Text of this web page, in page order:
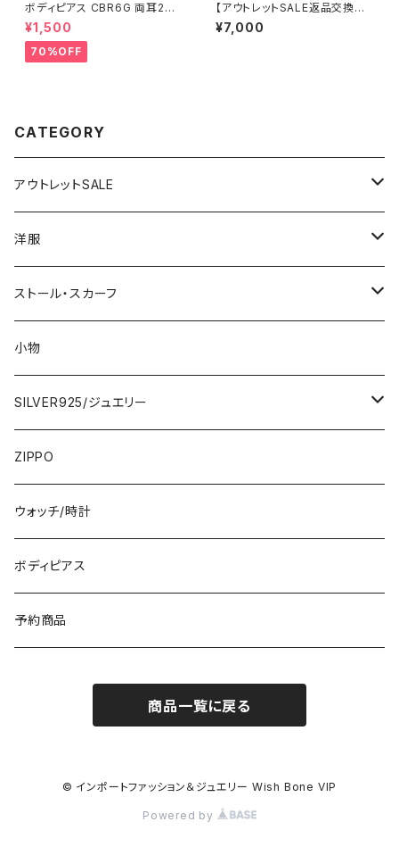
ボディピアス CBR6G 両耳2個
セット 1ボール ネジ式 簡単脱着
サージカルステンレス NY直輸
入
¥1,500
70%OFF
【アウトレットSALE返品交換不
可8/20まで】ロングワンピース・
マキシワンピース・サラッと軽や
¥7,000
CATEGORY
アウトレットSALE
1000円
2000円
3000円
5000円
7000円
洋服
インポートワンピース
ロング・マキシ
ひざ・ミディ
トップス・カーディガン・アウター
カーディガン
イタリア製ジャケット
スカート・パンツ
ストール・スカーフ
大判ストール・ロングスカーフ
小さめスカーフ
コットンストール・スカーフ
冬物・マフラー
小物
SILVER925/ジュエリー
指輪・リング
ネックレス・ペンダントトップ
ピアス・イヤリング
ブレスレット・バングル
ZIPPO
ウォッチ/時計
ボディピアス
予約商品
商品一覧に戻る
© インポートファッション＆ジュエリー Wish Bone VIP
Powered by